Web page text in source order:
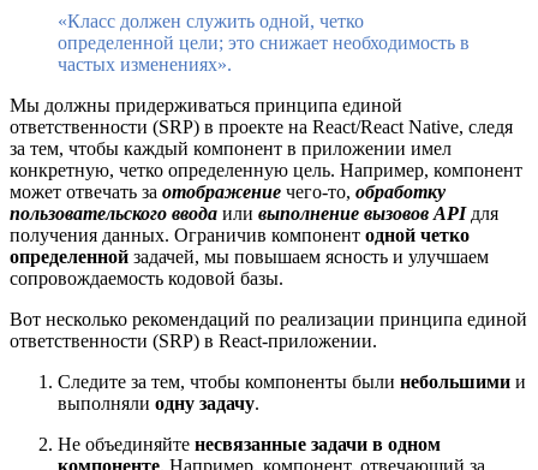
«Класс должен служить одной, четко
определенной цели; это снижает необходимость в
частых изменениях».
Мы должны придерживаться принципа единой
ответственности (SRP) в проекте на React/React Native, следя
за тем, чтобы каждый компонент в приложении имел
конкретную, четко определенную цель. Например, компонент
может отвечать за отображение чего-то, обработку
пользовательского ввода или выполнение вызовов API для
получения данных. Ограничив компонент одной четко
определенной задачей, мы повышаем ясность и улучшаем
сопровождаемость кодовой базы.
Вот несколько рекомендаций по реализации принципа единой
ответственности (SRP) в React-приложении.
Следите за тем, чтобы компоненты были небольшими и
выполняли одну задачу.
Не объединяйте несвязанные задачи в одном
компоненте. Например, компонент, отвечающий за